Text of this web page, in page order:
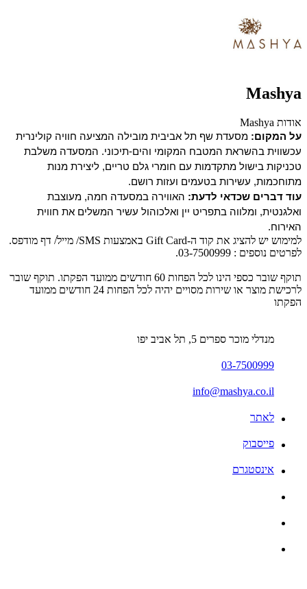
Mashya
אודות Mashya
על המקום: מסעדת שף תל אביבית מובילה המציעה חוויה קולינרית
עכשווית בהשראת המטבח המקומי והים-תיכוני. המסעדה משלבת
טכניקות בישול מתקדמות עם חומרי גלם טריים, ליצירת מנות
מתוחכמות, עשירות בטעמים ועזות רושם.
עוד דברים שכדאי לדעת: האווירה במסעדה חמה, מעוצבת
ואלגנטית, ומלווה בתפריט יין ואלכוהול עשיר המשלים את חווית
האירוח.
למימוש יש להציג את קוד ה-Gift Card באמצעות SMS/ מייל/ דף מודפס.
לפרטים נוספים : 03-7500999.
תוקף שובר כספי הינו לכל הפחות 60 חודשים ממועד הפקתו. תוקף שובר
לרכישת מוצר או שירות מסויים יהיה לכל הפחות 24 חודשים ממועד
הפקתו
מנדלי מוכר ספרים 5, תל אביב יפו
03-7500999
info@mashya.co.il
לאתר
פייסבוק
אינסטגרם